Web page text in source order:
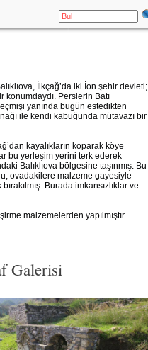
İlkçağ’da iki İon şehir devleti;
konumdaydı. Perslerin Batı
yanında bugün estedikten
ile kendi kabuğunda mütavazı bir
kayalıkların koparak köye
bu yerleşim yerini terk ederek
Balıklıova bölgesine taşınmış. Bu
ovadakilere malzeme gayesiyle
Burada imkansızlıklar ve
malzemelerden yapılmıştır.
Galerisi